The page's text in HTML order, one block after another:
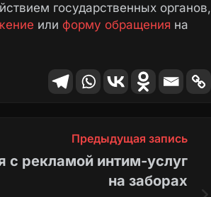
государственных органов,
или форму обращения на
Предыдущая запись
с рекламой интим-услуг
на заборах